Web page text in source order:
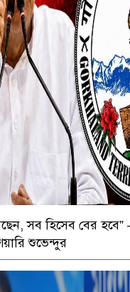
সব হিসেব বের
শুভেন্দুর